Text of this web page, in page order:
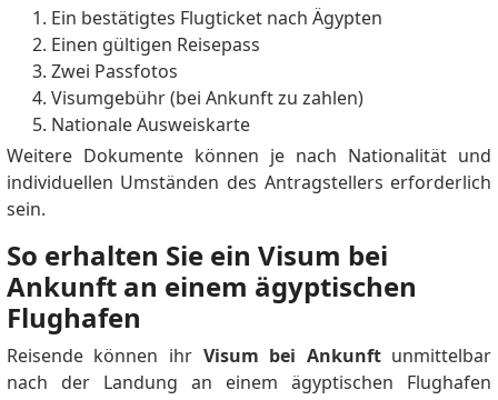
Ein bestätigtes Flugticket nach Ägypten
Einen gültigen Reisepass
Zwei Passfotos
Visumgebühr (bei Ankunft zu zahlen)
Nationale Ausweiskarte
Weitere Dokumente können je nach Nationalität und
individuellen Umständen des Antragstellers erforderlich
sein.
So erhalten Sie ein Visum bei
Ankunft an einem ägyptischen
Flughafen
Reisende können ihr Visum bei Ankunftunmittelbar
nach der Landung an einem ägyptischen Flughafen